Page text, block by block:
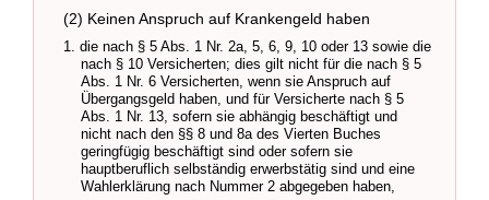
(2) Keinen Anspruch auf Krankengeld haben
1. die nach § 5 Abs. 1 Nr. 2a, 5, 6, 9, 10 oder 13 sowie die
nach § 10 Versicherten; dies gilt nicht für die nach § 5
Abs. 1 Nr. 6 Versicherten, wenn sie Anspruch auf
Übergangsgeld haben, und für Versicherte nach § 5
Abs. 1 Nr. 13, sofern sie abhängig beschäftigt und
nicht nach den §§ 8 und 8a des Vierten Buches
geringfügig beschäftigt sind oder sofern sie
hauptberuflich selbständig erwerbstätig sind und eine
Wahlerklärung nach Nummer 2 abgegeben haben,